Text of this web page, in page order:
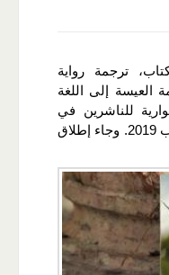
ترجمة رواية
العيسة إلى اللغة
للناشرين في
معرض فرانكفورت الدولي للكتاب 2019. وجاء إطلاق